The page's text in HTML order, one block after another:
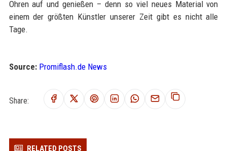
Ohren auf und genießen – denn so viel neues Material von
einem der größten Künstler unserer Zeit gibt es nicht alle
Tage.
Source: Promiflash.de News
Share:
RELATED POSTS